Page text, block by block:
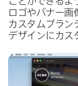
ロゴや​バナー画
カスタムブラン
デザインに​カス